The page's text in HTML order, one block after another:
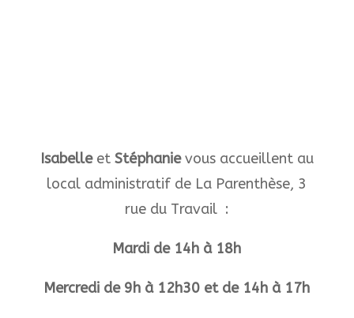
Isabelle et Stéphanievous accueillent au
local administratif de La Parenthèse, 3
rue du Travail :
Mardi de 14h à 18h
Mercredi de 9h à 12h30 et de 14h à 17h